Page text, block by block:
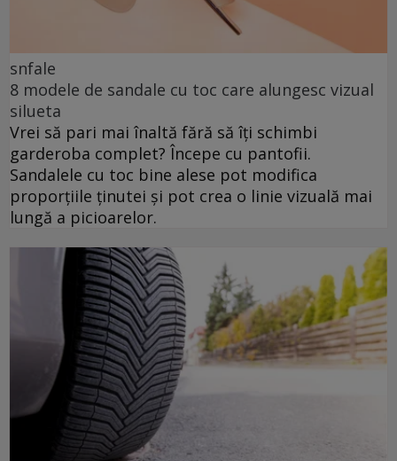
snfale
8 modele de sandale cu toc care alungesc vizual
silueta
Vrei să pari mai înaltă fără să îți schimbi
garderoba complet? Începe cu pantofii.
Sandalele cu toc bine alese pot modifica
proporțiile ținutei și pot crea o linie vizuală mai
lungă a picioarelor.